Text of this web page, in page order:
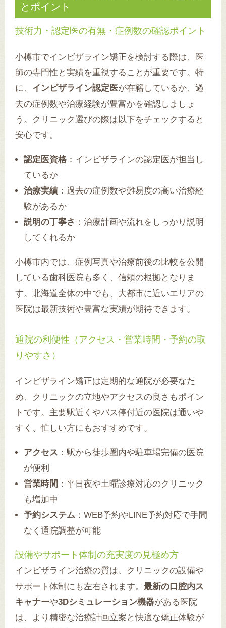
とポイント
技術力・認定医の有無・症例数の確認ポイント
小樽市でインビザライン矯正を検討する際は、医
師の専門性と実績を重視することが重要です。特
に、 インビザライン認定医が在籍しているか、過
去の症例数や治療経験が豊富かを確認しましょ
う。クリニック選びの際は以下をチェックすると
安心です。
認定医資格 ：インビザラインの認定医が担当し
ているか
治療実績 ：過去の症例数や難易度の高い治療経
験があるか
説明の丁寧さ ：治療計画や流れをしっかり説明
してくれるか
小樽市内では、症例写真や治療前後の比較を公開
している歯科医院も多く、信頼の根拠となりま
す。北海道全体の中でも、大都市に近いエリアの
医院は最新技術や豊富な実績が期待できます。
通院の利便性（アクセス・営業時間・予約の取
りやすさ）
インビザライン矯正は定期的な通院が必要なた
め、クリニックの立地やアクセスの良さもポイン
トです。主要駅近くやバス停付近の医院は通いや
すく、忙しい方にもおすすめです。
アクセス ：駅から徒歩圏内や駐車場完備の医院
が便利
営業時間 ：平日夜や土曜診療対応のクリニック
も増加中
予約システム ：WEB予約やLINE予約対応で手間
なく通院調整が可能
設備やサポート体制の充実度の見極め方
インビザライン治療の質は、クリニックの設備や
サポート体制にも左右されます。 最新の口腔内ス
キャナーや3Dシミュレーション機器がある医院
は、より精密な治療計画立案と快適な矯正体験が